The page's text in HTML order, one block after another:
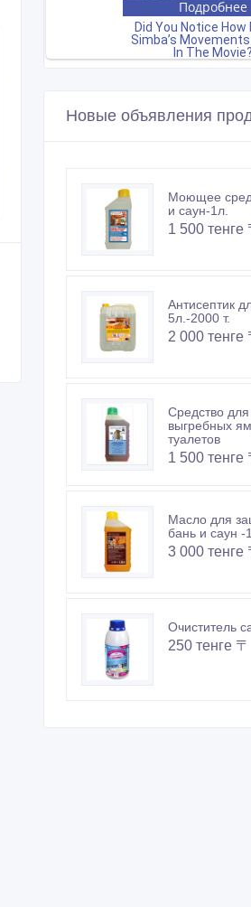
Новые объявления
Моющее
и саун-1л.
1 500 тенге
Антисептик
5л.-2000 т.
2 000 тенге
Средство для
выгребных
туалетов
1 500 тенге
Масло для
бань и саун -
3 000 тенге
Очиститель
250 тенге 〒